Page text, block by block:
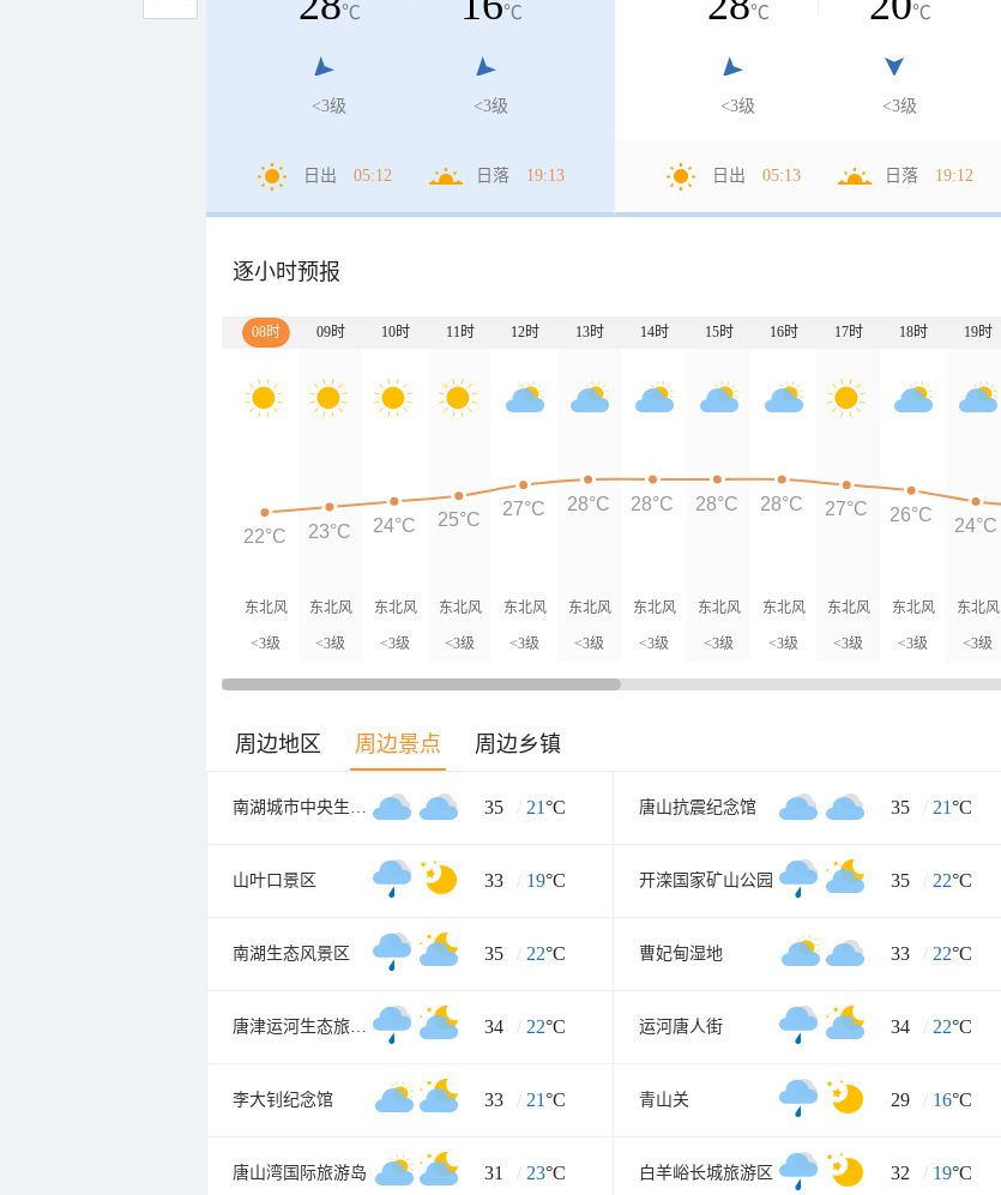
℃
<3级
℃
<3级
日出 05:12 日落 19:13
℃
<3级
℃
<3级
日出 05:13 日落 19:12
逐小时预报
08时 09时 10时 11时 12时 13时 14时 15时 16时 17时 18时 19时
东北风
<3级
东北风
<3级
东北风
<3级
东北风
<3级
东北风
<3级
东北风
<3级
东北风
<3级
东北风
<3级
东北风
<3级
东北风
<3级
东北风
<3级
东北风
<3级
22°C 23°C 24°C 25°C
27°C 28°C 28°C 28°C 28°C 27°C 26°C
24°C
周边地区 周边景点 周边乡镇
南湖城市中央生态公园 35 / 21°C 唐山抗震纪念馆 35 / 21°C
山叶口景区 33 / 19°C 开滦国家矿山公园 35 / 22°C
南湖生态风景区 35 / 22°C 曹妃甸湿地 33 / 22°C
唐津运河生态旅游度假景区 34 / 22°C 运河唐人街 34 / 22°C
李大钊纪念馆 33 / 21°C 青山关 29 / 16°C
唐山湾国际旅游岛 31 / 23°C 白羊峪长城旅游区 32 / 19°C